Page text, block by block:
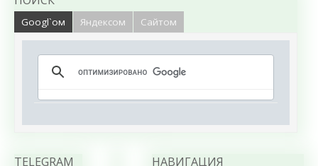
Googl`ом Яндексом Сайтом
TELEGRAM НАВИГАЦИЯ